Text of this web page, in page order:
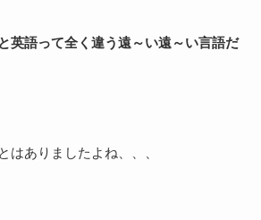
英語って全く違う遠～い遠～い言語だ
はありましたよね、、、